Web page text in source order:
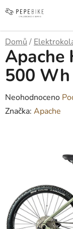
na
Domů /
Apache
500 Wh
Průměrné
hodnocení
hvězdiček.
Neohodnoceno
Značka: Apache